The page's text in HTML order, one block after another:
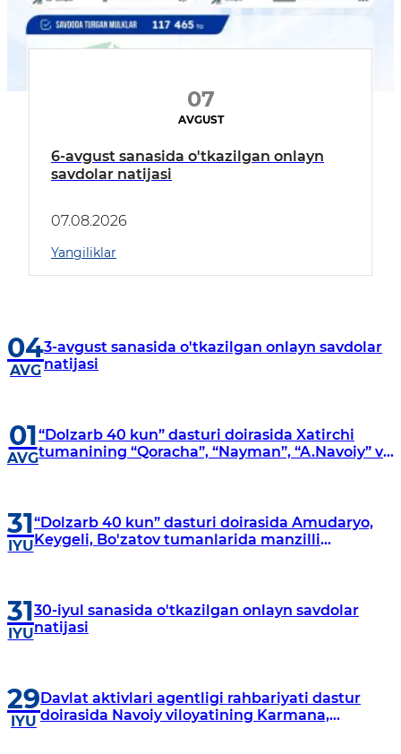
07
AVGUST
6-avgust sanasida o'tkazilgan onlayn
savdolar natijasi
07.08.2026
Yangiliklar
04
AVG
3-avgust sanasida o'tkazilgan onlayn savdolar
natijasi
01
AVG
“Dolzarb 40 kun” dasturi doirasida Xatirchi
tumanining “Qoracha”, “Nayman”, “A.Navoiy” va
31
IYU
“Dolzarb 40 kun” dasturi doirasida Amudaryo,
Keygeli, Bo'zatov tumanlarida manzilli
31
IYU
30-iyul sanasida o'tkazilgan onlayn savdolar
natijasi
29
IYU
Davlat aktivlari agentligi rahbariyati dastur
doirasida Navoiy viloyatining Karmana,